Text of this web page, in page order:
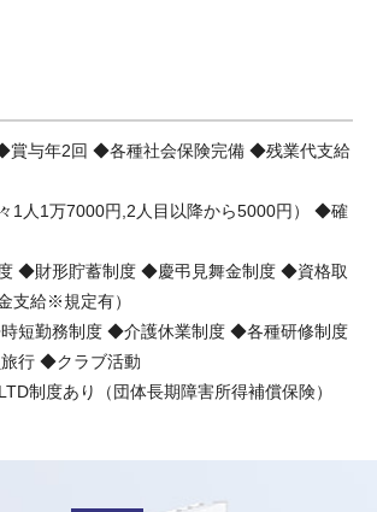
与年2回 ◆各種社会保険完備 ◆残業代支給
1人1万7000円,2人目以降から5000円） ◆確
◆財形貯蓄制度 ◆慶弔見舞金制度 ◆資格取
支給※規定有）
短勤務制度 ◆介護休業制度 ◆各種研修制度
行 ◆クラブ活動
制度あり（団体長期障害所得補償保険）